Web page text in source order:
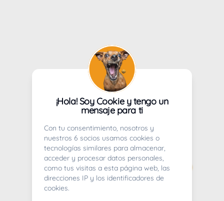
¡Hola! Soy Cookie y tengo un
mensaje para ti
Con tu consentimiento, nosotros y
nuestros 6 socios usamos cookies o
tecnologías similares para almacenar,
acceder y procesar datos personales,
como tus visitas a esta página web, las
direcciones IP y los identificadores de
cookies.